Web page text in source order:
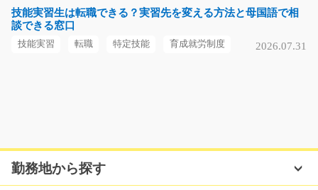
包んだり、箱に入れ…
長期（3ヶ月以上）
時給1100円～
おいしい食堂付き 減速機の組立作業/y11_00298
急募
技能実習生は転職できる？実習先を変える方法と母国語で相
談できる窓口
技能実習 転職 特定技能 育成就労制度 2026.07.31
勤務地から探す